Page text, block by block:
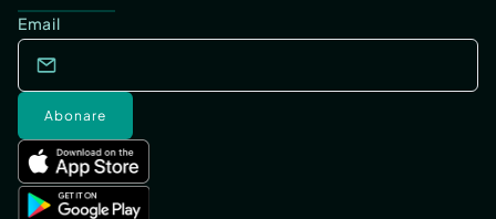
Email
Abonare